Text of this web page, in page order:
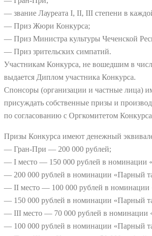
— звание Лауреата I, II, III степени в
— Приз Жюри Конкурса;
— Приз Министра культуры Чеченской
— Приз зрительских симпатий.
Участникам Конкурса, не вошедшим в
выдается Диплом участника Конкурса.
Спонсоры (организации и частные лица)
присуждать собственные призы и
по согласованию с Оргкомитетом
Призы Конкурса имеют денежный
— Гран-При — 200 000 рублей;
— I место — 150 000 рублей в номинации
— 200 000 рублей в номинации «Парный
— II место — 100 000 рублей в номинации
— 150 000 рублей в номинации «Парный
— III место — 70 000 рублей в номинации
— 100 000 рублей в номинации «Парный